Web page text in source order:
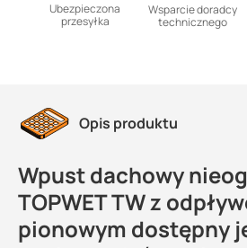
Ubezpieczona
przesyłka
Wsparcie doradcy
technicznego
Opis produktu
Wpust dachowy
TOPWET TW z
pionowym dostępny